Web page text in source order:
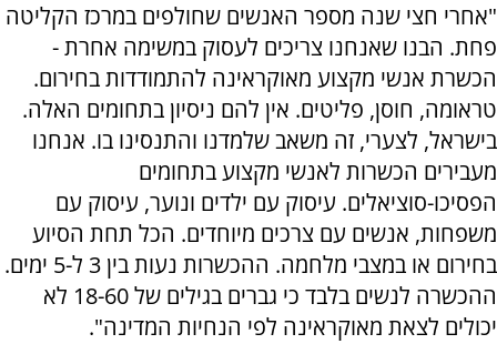
"אחרי חצי שנה מספר האנשים שחולפים במרכז הקליטה
פחת. הבנו שאנחנו צריכים לעסוק במשימה אחרת -
הכשרת אנשי מקצוע מאוקראינה להתמודדות בחירום.
טראומה, חוסן, פליטים. אין להם ניסיון בתחומים האלה.
בישראל, לצערי, זה משאב שלמדנו והתנסינו בו. אנחנו
מעבירים הכשרות לאנשי מקצוע בתחומים
הפסיכו-סוציאלים. עיסוק עם ילדים ונוער, עיסוק עם
משפחות, אנשים עם צרכים מיוחדים. הכל תחת הסיוע
בחירום או במצבי מלחמה. ההכשרות נעות בין 3 ל-5 ימים.
ההכשרה לנשים בלבד כי גברים בגילים של 18-60 לא
יכולים לצאת מאוקראינה לפי הנחיות המדינה".